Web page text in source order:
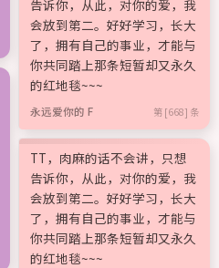
告诉你，从此，对你的爱，我
会放到第二。好好学习，长大
了，拥有自己的事业，才能与
你共同踏上那条短暂却又永久
的红地毯~~~
永远爱你的 F 第 [668] 条
TT，肉麻的话不会讲，只想
告诉你，从此，对你的爱，我
会放到第二。好好学习，长大
了，拥有自己的事业，才能与
你共同踏上那条短暂却又永久
的红地毯~~~